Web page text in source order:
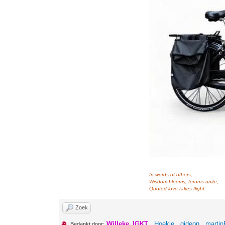
In words of others,
Wisdom blooms, forums unite,
Quoted love takes flight.
Zoek